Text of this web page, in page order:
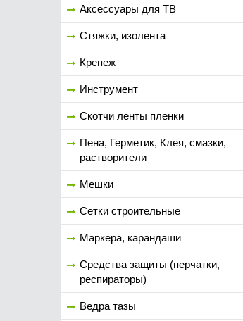
Аксессуары для ТВ
Стяжки, изолента
Крепеж
Инструмент
Скотчи ленты пленки
Пена, Герметик, Клея, смазки,
растворители
Мешки
Сетки строительные
Маркера, карандаши
Средства защиты (перчатки,
респираторы)
Ведра тазы